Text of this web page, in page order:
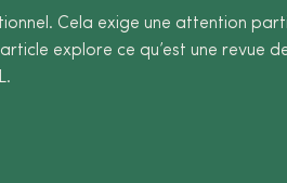
Cela exige une attention
explore ce qu’est une revue